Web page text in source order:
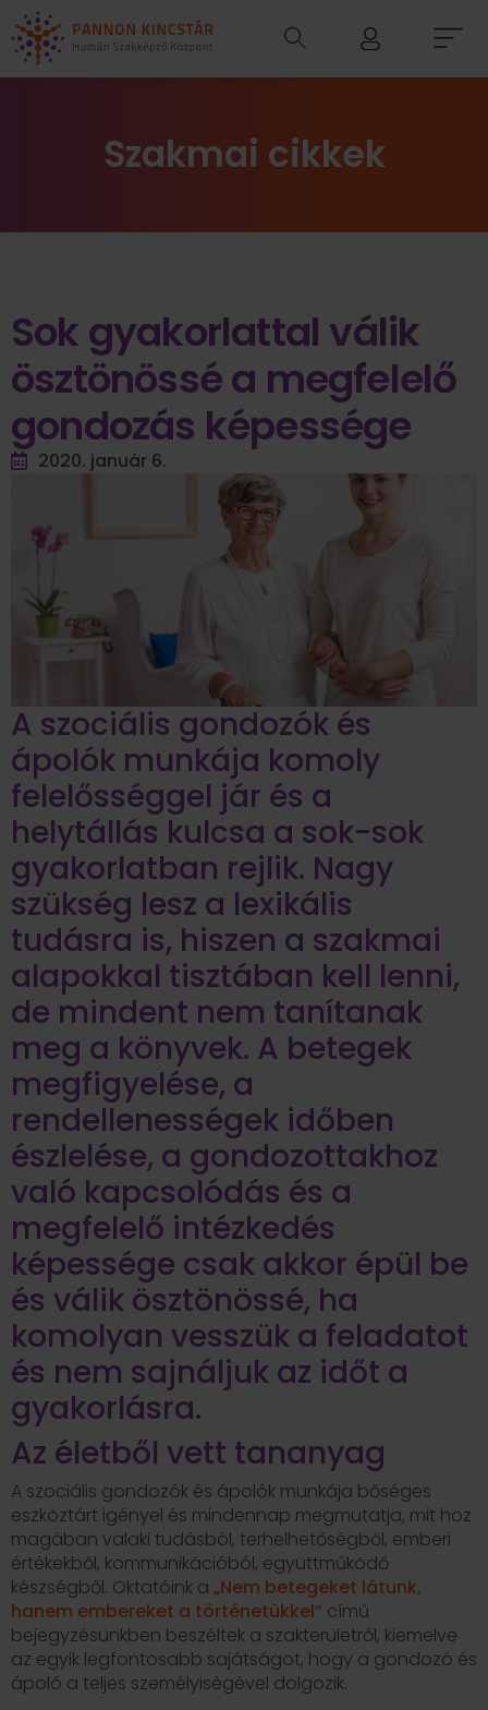
Szakmai cikkek
Sok gyakorlattal válik
ösztönössé a megfelelő
gondozás képessége
2020. január 6.
A szociális gondozók és
ápolók munkája komoly
felelősséggel jár és a
helytállás kulcsa a sok-sok
gyakorlatban rejlik. Nagy
szükség lesz a lexikális
tudásra is, hiszen a szakmai
alapokkal tisztában kell lenni,
de mindent nem tanítanak
meg a könyvek. A betegek
megfigyelése, a
rendellenességek időben
észlelése, a gondozottakhoz
való kapcsolódás és a
megfelelő intézkedés
képessége csak akkor épül be
és válik ösztönössé, ha
komolyan vesszük a feladatot
és nem sajnáljuk az időt a
gyakorlásra.
Az életből vett tananyag
A szociális gondozók és ápolók munkája bőséges
eszköztárt igényel és mindennap megmutatja, mit hoz
magában valaki tudásból, terhelhetőségből, emberi
értékekből, kommunikációból, együttműködő
készségből. Oktatóink a „Nem betegeket látunk,
hanem embereket a történetükkel” című
bejegyzésünkben beszéltek a szakterületről, kiemelve
az egyik legfontosabb sajátságot, hogy a gondozó és
ápoló a teljes személyiségével dolgozik.